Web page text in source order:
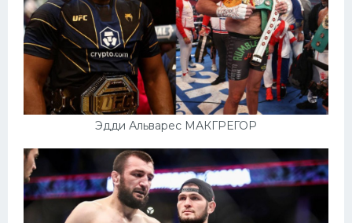
Эдди Альварес МАКГРЕГОР